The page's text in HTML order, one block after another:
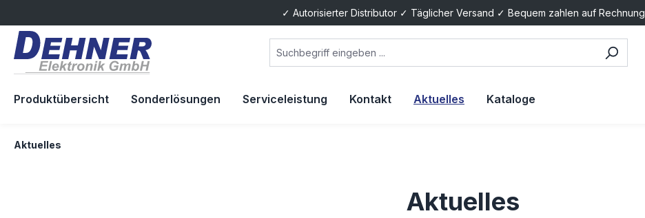
✓ Autorisierter Distributor ✓ Täglicher Versand ✓ Bequem zahlen auf Rechnung
Produktübersicht Sonderlösungen Serviceleistung Kontakt Aktuelles Kataloge
Aktuelles
Aktuelles